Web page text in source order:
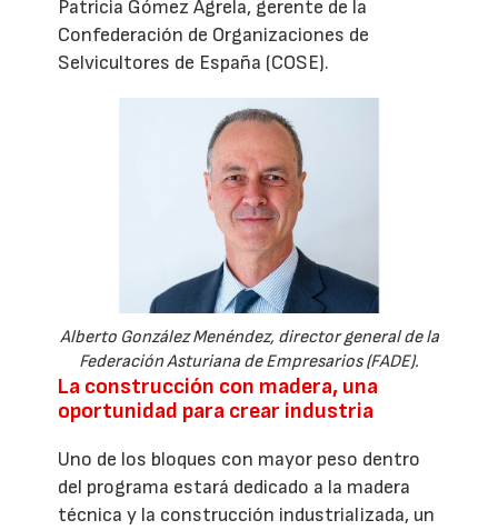
Patricia Gómez Agrela, gerente de la
Confederación de Organizaciones de
Selvicultores de España (COSE).
Alberto González Menéndez, director general de la
Federación Asturiana de Empresarios (FADE).
La construcción con madera, una
oportunidad para crear industria
Uno de los bloques con mayor peso dentro
del programa estará dedicado a la madera
técnica y la construcción industrializada, un